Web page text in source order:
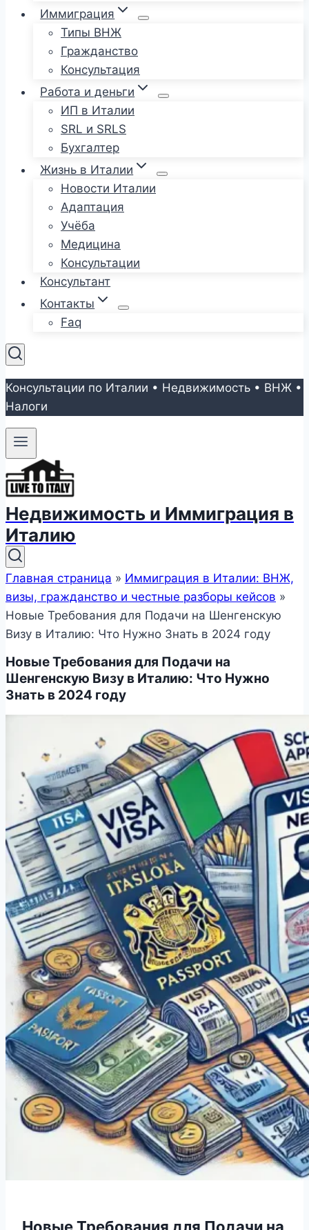
Иммиграция
Типы ВНЖ
Гражданство
Консультация
Работа и деньги
ИП в Италии
SRL и SRLS
Бухгалтер
Жизнь в Италии
Новости Италии
Адаптация
Учёба
Медицина
Консультации
Консультант
Контакты
Faq
Консультации по Италии • Недвижимость • ВНЖ •
Налоги
Недвижимость и Иммиграция в
Италию
Главная страница » Иммиграция в Италии: ВНЖ,
визы, гражданство и честные разборы кейсов »
Новые Требования для Подачи на Шенгенскую
Визу в Италию: Что Нужно Знать в 2024 году
Новые Требования для Подачи на
Шенгенскую Визу в Италию: Что Нужно
Знать в 2024 году
Новые Требования для Подачи на